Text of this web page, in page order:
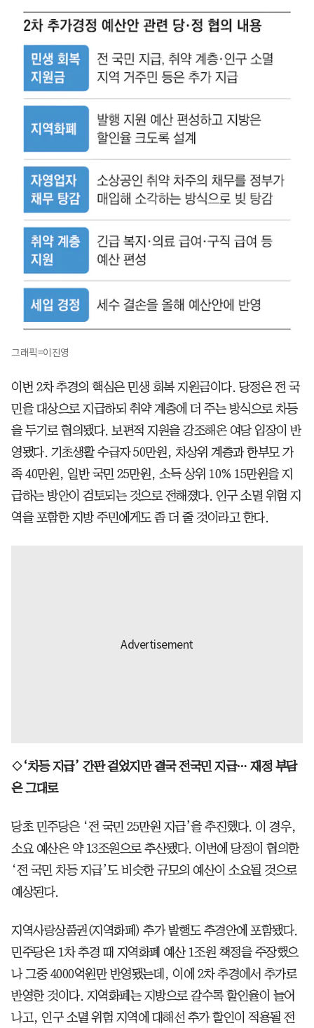
그래픽=이진영
이번 2차 추경의 핵심은 민생 회복 지원금이다. 당정은 전 국
민을 대상으로 지급하되 취약 계층에 더 주는 방식으로 차등
을 두기로 협의됐다. 보편적 지원을 강조해온 여당 입장이 반
영됐다. 기초생활 수급자 50만원, 차상위 계층과 한부모 가
족 40만원, 일반 국민 25만원, 소득 상위 10% 15만원을 지
급하는 방안이 검토되는 것으로 전해졌다. 인구 소멸 위험 지
역을 포함한 지방 주민에게도 좀 더 줄 것이라고 한다.
◇‘차등 지급’ 간판 걸었지만 결국 전국민 지급… 재정 부담
은 그대로
당초 민주당은 ‘전 국민 25만원 지급’을 추진했다. 이 경우,
소요 예산은 약 13조원으로 추산됐다. 이번에 당정이 협의한
‘전 국민 차등 지급’도 비슷한 규모의 예산이 소요될 것으로
예상된다.
지역사랑상품권(지역화폐) 추가 발행도 추경안에 포함됐다.
민주당은 1차 추경 때 지역화폐 예산 1조원 책정을 주장했으
나 그중 4000억원만 반영됐는데, 이에 2차 추경에서 추가로
반영한 것이다. 지역화폐는 지방으로 갈수록 할인율이 늘어
나고, 인구 소멸 위험 지역에 대해선 추가 할인이 적용될 전